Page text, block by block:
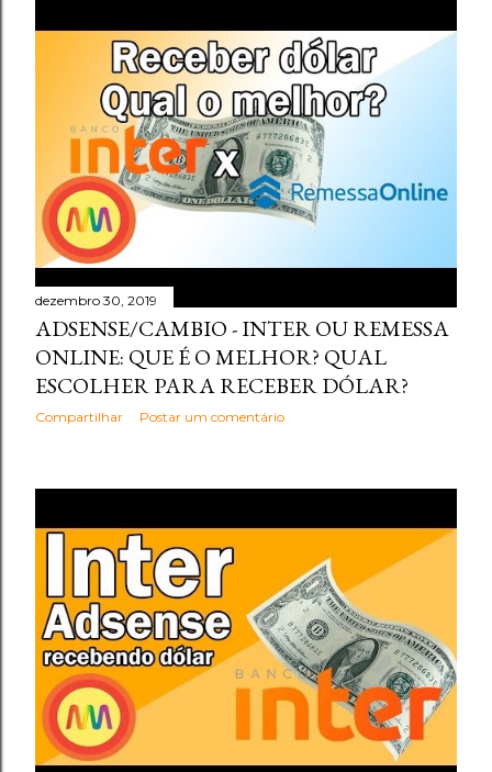
dezembro 30, 2019
ADSENSE/CAMBIO - INTER OU REMESSA
ONLINE: QUE É O MELHOR? QUAL
ESCOLHER PARA RECEBER DÓLAR?
Compartilhar Postar um comentário